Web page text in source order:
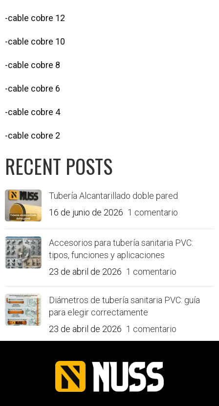
-cable cobre 12
-cable cobre 10
-cable cobre 8
-cable cobre 6
-cable cobre 4
-cable cobre 2
RECENT POSTS
Tubería Alcantarillado doble pared
16 de junio de 2026 1 comentario
Accesorios para tubería sanitaria PVC:
tipos, funciones y aplicaciones
23 de abril de 2026 1 comentario
Diámetros de tubería sanitaria PVC: guía
para elegir correctamente
23 de abril de 2026 1 comentario